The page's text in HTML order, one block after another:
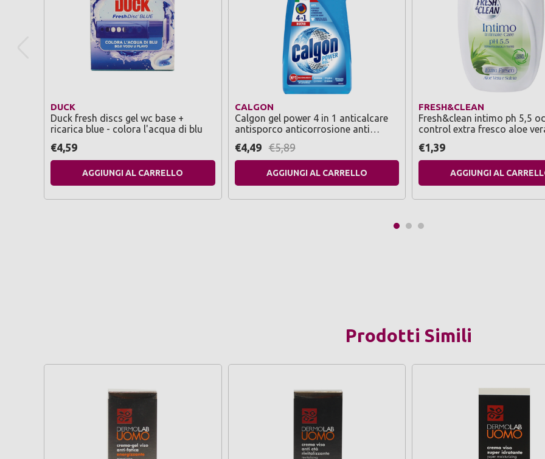
DUCK
Duck fresh discs gel wc base +
ricarica blue - colora l'acqua di blu
€4,59
AGGIUNGI AL CARRELLO
CALGON
Calgon gel power 4 in 1 anticalcare
antisporco anticorrosione anti
€4,49 €5,89
AGGIUNGI AL CARRELLO
FRESH&CLEAN
Fresh&clean intimo ph 5,5
control extra fresco aloe
€1,39
AGGIUNGI AL
Prodotti Simili